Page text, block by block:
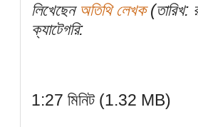
লিখেছেন অতিথি লেখক(তারিখ:
ক্যাটেগরি:
1:27 মিনিট (1.32 MB)